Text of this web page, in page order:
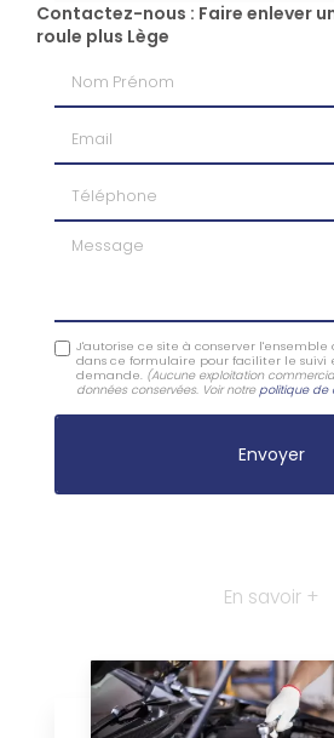
Contactez-nous : Faire enlever
roule plus Lège
Message
J'autorise ce site à conserver l'ensemble
dans ce formulaire pour faciliter le
demande. (Aucune exploitation
données conservées. Voir notrepolitique de
En savoir +